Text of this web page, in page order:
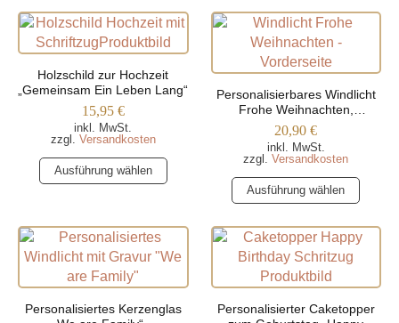
mehrere
Varianten
auf.
Die
Optionen
können
der
Produktseite
gewählt
weist
mehrere
Varianten
auf.
Optionen
können
der
Produktseite
gewählt
werden
Holzschild zur Hochzeit
„Gemeinsam Ein Leben Lang“
15,95 €
inkl. MwSt.
zzgl. Versandkosten
Ausführung wählen
Dieses
Produkt
mehrere
Varianten
auf.
Die
Optionen
Personalisierbares Windlicht
Frohe Weihnachten,
verschiedene Farben
20,90€
inkl. MwSt.
zzgl.Versandkosten
Ausführung wählen
Dieses
Produkt
weist
mehrere
Varianten
auf.
Personalisiertes Kerzenglas
Personalisierter Caketopper